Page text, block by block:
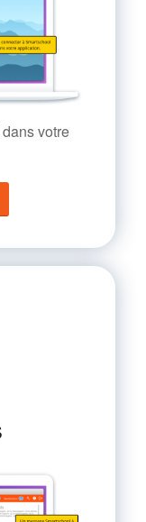
votre